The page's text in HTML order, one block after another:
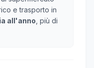
e trasporto in
all'anno , più di